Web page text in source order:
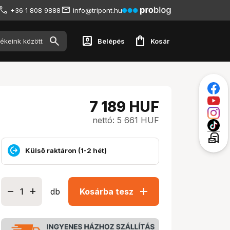
+36 1 808 9888 info@tripont.hu
account_box Belépés shopping_bag Kosár
7 189 HUF
nettó: 5 661 HUF
Külső raktáron (1-2 hét)
db Kosárba tesz add
local_post_office